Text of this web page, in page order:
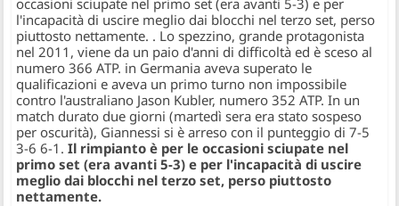
occasioni sciupate nel primo set (era avanti 5-3) e per
l'incapacità di uscire meglio dai blocchi nel terzo set, perso
piuttosto nettamente. . Lo spezzino, grande protagonista
nel 2011, viene da un paio d'anni di difficoltà ed è sceso al
numero 366 ATP. in Germania aveva superato le
qualificazioni e aveva un primo turno non impossibile
contro l'australiano Jason Kubler, numero 352 ATP. In un
match durato due giorni (martedì sera era stato sospeso
per oscurità), Giannessi si è arreso con il punteggio di 7-5
3-6 6-1.Il rimpianto è per le occasioni sciupate nel
primo set (era avanti 5-3) e per l'incapacità di uscire
meglio dai blocchi nel terzo set, perso piuttosto
nettamente.